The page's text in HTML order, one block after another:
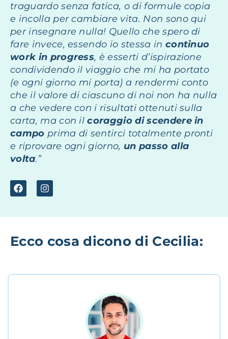
traguardo senza fatica, o di formule copia
e incolla per cambiare vita. Non sono qui
per insegnare nulla! Quello che spero di
fare invece, essendo io stessa in continuo
work in progress, è esserti d’ispirazione
condividendo il viaggio che mi ha portato
(e ogni giorno mi porta) a rendermi conto
che il valore di ciascuno di noi non ha nulla
a che vedere con i risultati ottenuti sulla
carta, ma con ilcoraggio di scendere in
campo prima di sentirci totalmente pronti
e riprovare ogni giorno, un passo alla
volta.”
Ecco cosa dicono di Cecilia: